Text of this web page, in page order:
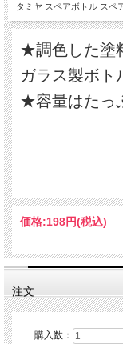
タミヤ スペアボトル スペ
★調色した塗
ガラス製ボト
★容量はたっ
価格:198円(税込)
注文
購入数：